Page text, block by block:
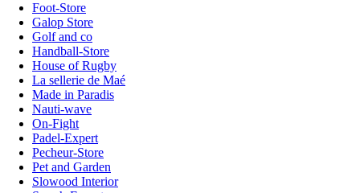
Foot-Store
Galop Store
Golf and co
Handball-Store
House of Rugby
La sellerie de Maé
Made in Paradis
Nauti-wave
On-Fight
Padel-Expert
Pecheur-Store
Pet and Garden
Slowood Interior